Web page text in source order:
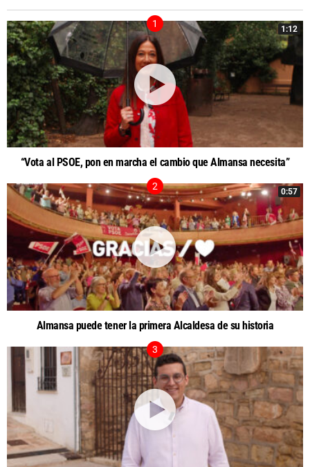
1:12
“Vota al PSOE, pon en marcha el cambio que Almansa necesita”
0:57
Almansa puede tener la primera Alcaldesa de su historia